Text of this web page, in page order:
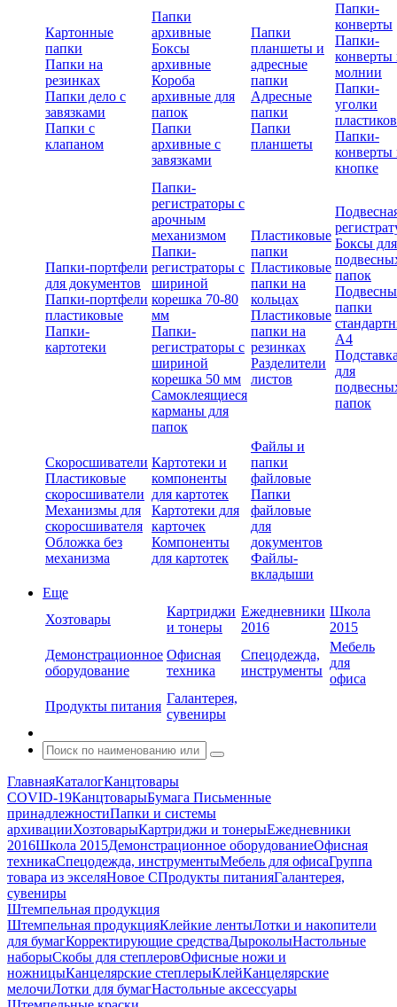
Картонные
папки
Папки на
резинках
Папки дело с
завязками
Папки с
клапаном
Папки
архивные
Боксы
архивные
Короба
архивные для
папок
Папки
архивные с
завязками
Папки
планшеты и
адресные
папки
Адресные
папки
Папки
планшеты
Папки-
конверты
Папки-
конверты
молнии
Папки-
уголки
Папки-
конверты
кнопке
Папки-портфели
для документов
Папки-портфели
пластиковые
Папки-
картотеки
Папки-
регистраторы с
арочным
механизмом
Папки-
регистраторы с
шириной
корешка 70-80
мм
Папки-
регистраторы с
шириной
корешка 50 мм
Самоклеящиеся
карманы для
папок
Пластиковые
папки
Пластиковые
папки на
кольцах
Пластиковые
папки на
резинках
Разделители
листов
Боксы для
папок
папки
А4
для
папок
Скоросшиватели
Пластиковые
скоросшиватели
Механизмы для
скоросшивателя
Обложка без
механизма
Картотеки и
компоненты
для картотек
Картотеки для
карточек
Компоненты
для картотек
Файлы и
папки
файловые
Папки
файловые
для
документов
Файлы-
вкладыши
Еще
Хозтовары
Картриджи
и тонеры
Ежедневники
2016
Школа
2015
Демонстрационное
оборудование
Офисная
техника
Спецодежда,
инструменты
Мебель
для
офиса
Продукты питания
Галантерея,
сувениры
ГлавнаяКаталогКанцтовары
COVID-19КанцтоварыБумага Письменные
принадлежностиПапки и системы
архивацииХозтоварыКартриджи и тонерыЕжедневники
2016Школа 2015Демонстрационное оборудованиеОфисная
техникаСпецодежда, инструментыМебель для офисаГруппа
товара из экселяНовое СПродукты питанияГалантерея,
сувениры
Штемпельная продукция
Штемпельная продукцияКлейкие лентыЛотки и накопители
для бумагКорректирующие средстваДыроколыНастольные
наборыСкобы для степлеровОфисные ножи и
ножницыКанцелярские степлерыКлейКанцелярские
мелочиЛотки для бумагНастольные аксессуары